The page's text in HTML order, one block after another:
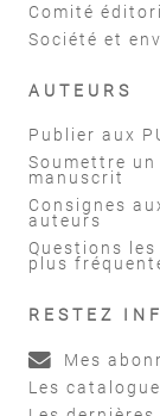
Comité
Société et
AUTEURS
Publier aux
Soumettre un
manuscrit
Consignes
auteurs
Questions les
plus
RESTEZ
Mes
Les